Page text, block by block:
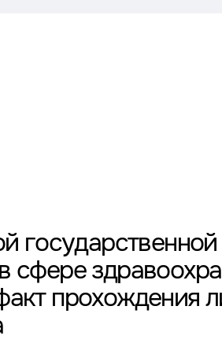
государственной
сфере
прохождения